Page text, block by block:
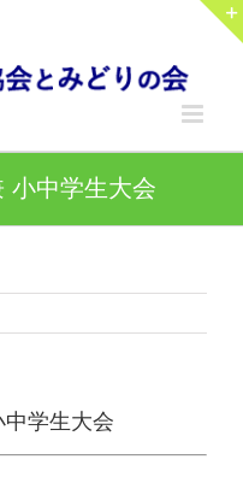
小中学生大会
学生大会